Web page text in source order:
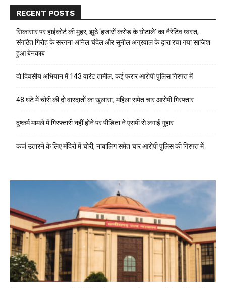
RECENT POSTS
सिकासार पर हाईकोर्ट की मुहर, झूठे ‘हजारों करोड़ के घोटाले’ का नैरेटिव ध्वस्त,
संगठित गिरोह के सरगना अनिल चंदेल और सुनील अग्रवाल के द्वारा रचा गया साजिश
हुआ बेनकाब
दो दिवसीय अभियान में 143 वारंट तामील, कई फरार आरोपी पुलिस गिरफ्त में
48 घंटे में चोरी की दो वारदातों का खुलासा, महिला समेत चार आरोपी गिरफ्तार
दुष्कर्म मामले में गिरफ्तारी नहीं होने पर पीड़िता ने एसपी से लगाई गुहार
कर्ज उतारने के लिए मंदिरों में चोरी, नाबालिग समेत चार आरोपी पुलिस की गिरफ्त में